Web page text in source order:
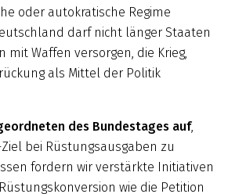
oder autokratische Regime
darf nicht länger Staaten
mit Waffen versorgen, die Krieg,
als Mittel der Politik
des Bundestages auf,
bei Rüstungs­ausgaben zu
fordern wir verstärkte Initiativen
wie die Petition